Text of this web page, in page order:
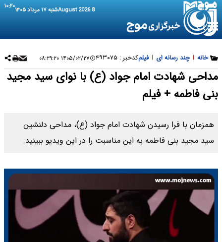
8 August 2026 شنبه ۱۷ مرداد ۱۴۰۵ ۱۰:۲۰
خانه | چند رسانه ای | فیلمکدخبر : ۴۹۳۰۷۵ ۱۴۰۵/۰۲/۲۷ ۰۸:۲۹:۲۰
مداحی شهادت امام جواد (ع) با نوای سید مجید
بنی فاطمه + فیلم
همزمان با فرا رسیدن شهادت امام جواد (ع)، مداحی دلنشین
سید مجید بنی فاطمه به این مناسبت را در این ویدیو ببینید.